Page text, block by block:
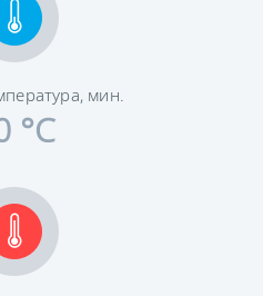
мин.
°C